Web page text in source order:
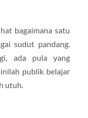
bagaimana satu
sudut pandang.
ada pula yang
publik belajar
utuh.